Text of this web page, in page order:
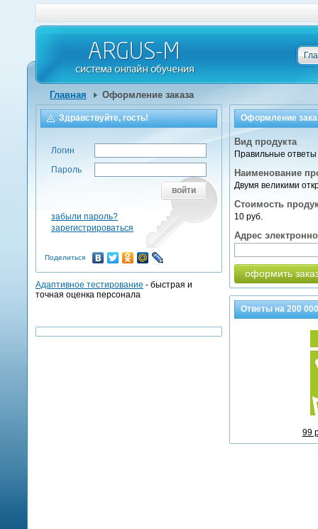
Главная Оформление заказа
Оформление
Вид продукта
Правильные ответы
Наименование
Двумя великими
Стоимость
10 руб.
Адрес
оформить
Ответы на200 000
99
Здравствуйте, гость!
Логин
Пароль
войти
забыли пароль?
зарегистрироваться
Поделиться
Адаптивное тестирование - быстрая и
точная оценка персонала